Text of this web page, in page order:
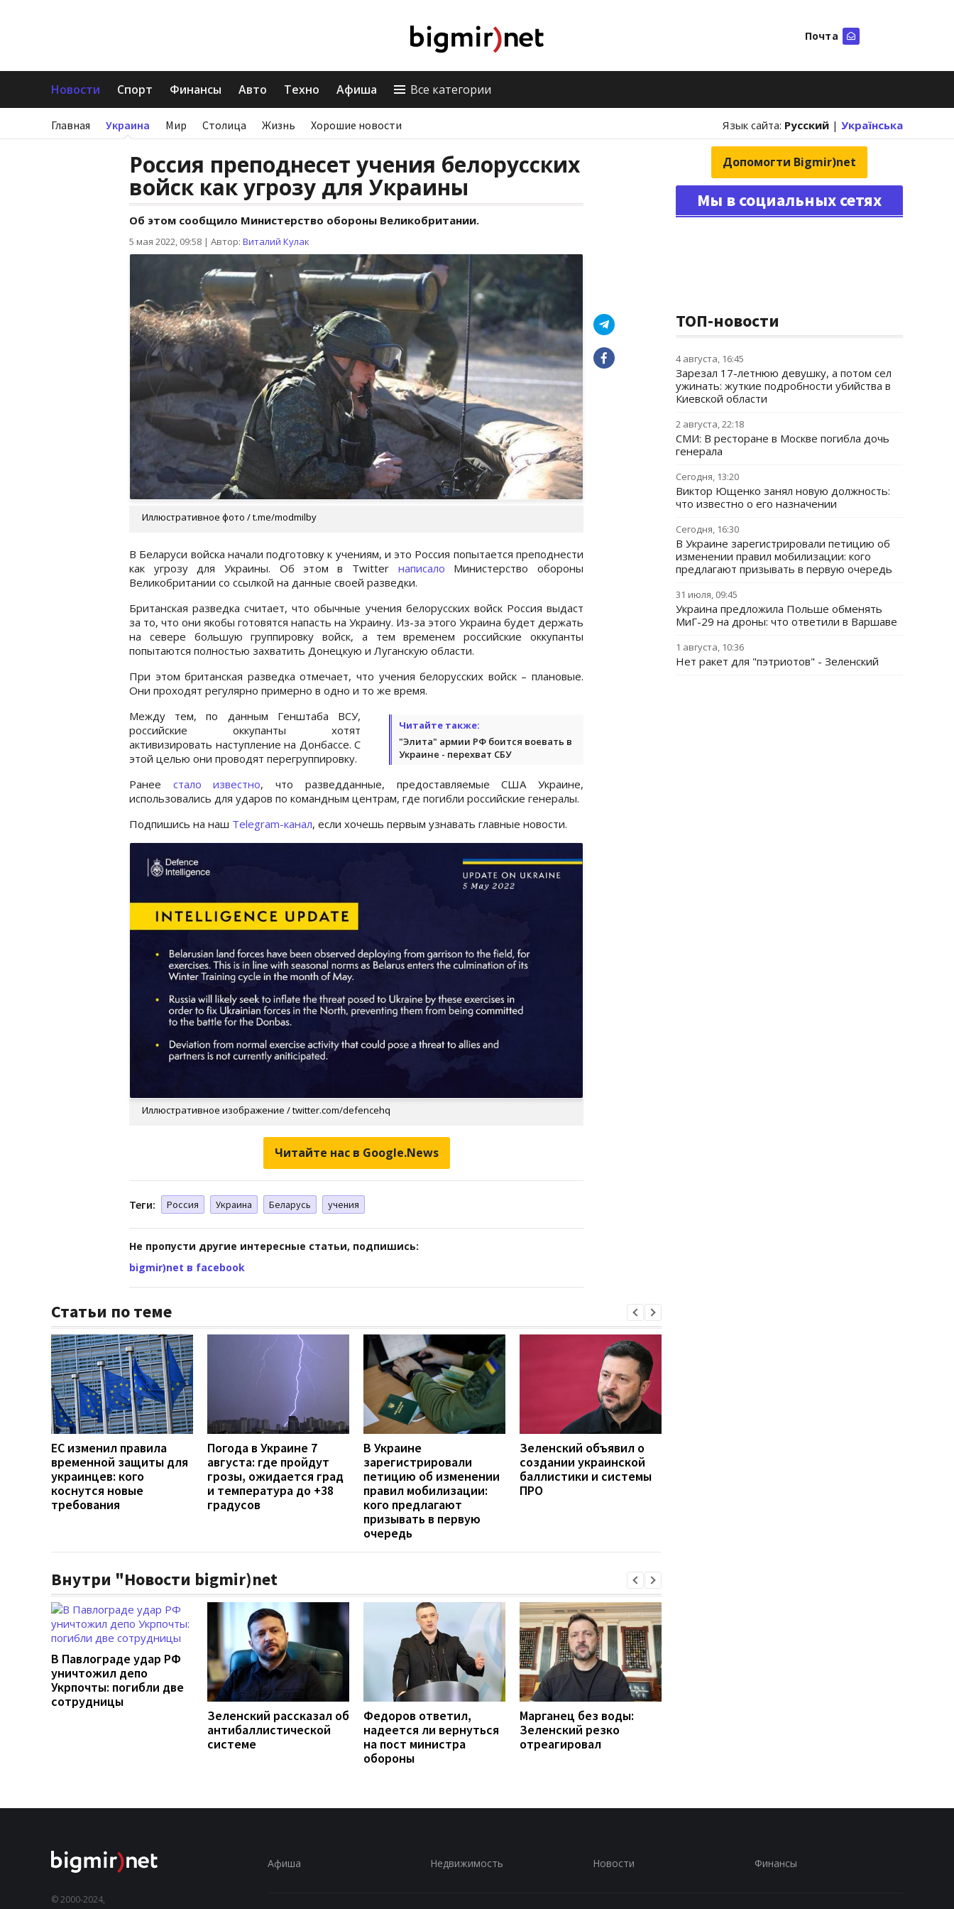
Почта
Новости Спорт Финансы Авто Техно Афиша Все категории
Главная Украина Мир Столица Жизнь Хорошие новости Язык сайта: Русский | Українська
Россия преподнесет учения белорусских
войск как угрозу для Украины
Об этом сообщило Министерство обороны Великобритании.
5 мая 2022, 09:58 | Автор: Виталий Кулак
Иллюстративное фото / t.me/modmilby
В Беларуси войска начали подготовку к учениям, и это Россия попытается преподнести
как угрозу для Украины. Об этом в Twitter написало Министерство обороны
Великобритании со ссылкой на данные своей разведки.
Британская разведка считает, что обычные учения белорусских войск Россия выдаст
за то, что они якобы готовятся напасть на Украину. Из-за этого Украина будет держать
на севере большую группировку войск, а тем временем российские оккупанты
попытаются полностью захватить Донецкую и Луганскую области.
При этом британская разведка отмечает, что учения белорусских войск – плановые.
Они проходят регулярно примерно в одно и то же время.
Читайте также:
"Элита" армии РФ боится воевать в
Украине - перехват СБУ
Между тем, по данным Генштаба ВСУ,
российские оккупанты хотят
активизировать наступление на Донбассе. С
этой целью они проводят перегруппировку.
Ранее стало известно, что разведданные, предоставляемые США Украине,
использовались для ударов по командным центрам, где погибли российские генералы.
Подпишись на наш Telegram-канал, если хочешь первым узнавать главные новости.
Иллюстративное изображение / twitter.com/defencehq
Читайте нас в Google.News
Теги: Россия Украина Беларусь учения
Не пропусти другие интересные статьи, подпишись:
bigmir)net в facebook
Статьи по теме
ЕС изменил правила
временной защиты для
украинцев: кого
коснутся новые
требования
Погода в Украине 7
августа: где пройдут
грозы, ожидается град
и температура до +38
градусов
В Украине
зарегистрировали
петицию об изменении
правил мобилизации:
кого предлагают
призывать в первую
очередь
Зеленский объявил о
создании украинской
баллистики и системы
ПРО
Внутри "Новости bigmir)net
В Павлограде удар РФ
уничтожил депо
Укрпочты: погибли две
сотрудницы
Зеленский рассказал об
антибаллистической
системе
Федоров ответил,
надеется ли вернуться
на пост министра
обороны
Марганец без воды:
Зеленский резко
отреагировал
Допомогти Bigmir)net
Мы в социальных сетях
ТОП-новости
4 августа, 16:45
Зарезал 17-летнюю девушку, а потом сел
ужинать: жуткие подробности убийства в
Киевской области
2 августа, 22:18
СМИ: В ресторане в Москве погибла дочь
генерала
Сегодня, 13:20
Виктор Ющенко занял новую должность:
что известно о его назначении
Сегодня, 16:30
В Украине зарегистрировали петицию об
изменении правил мобилизации: кого
предлагают призывать в первую очередь
31 июля, 09:45
Украина предложила Польше обменять
МиГ-29 на дроны: что ответили в Варшаве
1 августа, 10:36
Нет ракет для "пэтриотов" - Зеленский
© 2000-2024,
Афиша Недвижимость Новости Финансы